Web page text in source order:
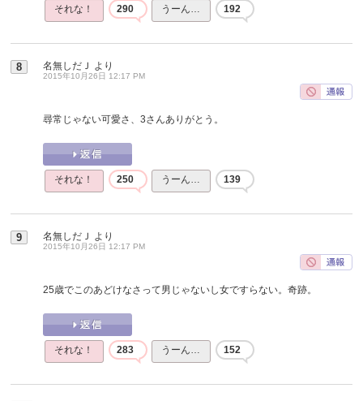
それな！ 290 うーん… 192
8 名無しだＪ より
2015年10月26日 12:17 PM
尋常じゃない可愛さ、3さんありがとう。
それな！ 250 うーん… 139
9 名無しだＪ より
2015年10月26日 12:17 PM
25歳でこのあどけなさって男じゃないし女ですらない。奇跡。
それな！ 283 うーん… 152